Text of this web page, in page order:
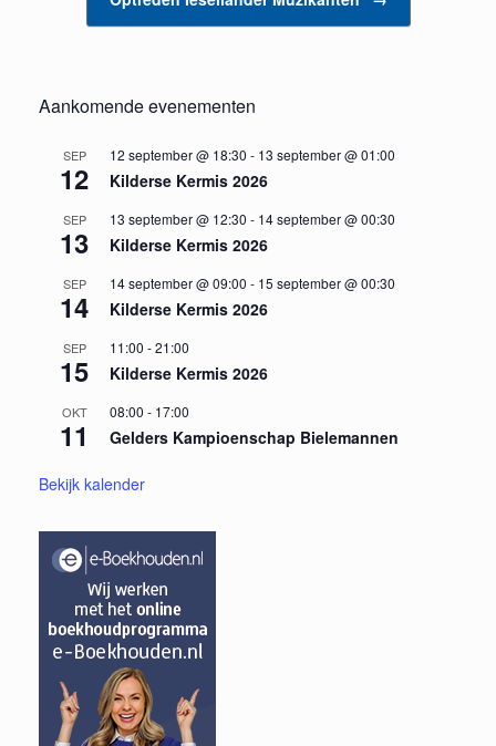
Aankomende evenementen
SEP
12
12 september @ 18:30 - 13 september @ 01:00
Kilderse Kermis 2026
SEP
13
13 september @ 12:30 - 14 september @ 00:30
Kilderse Kermis 2026
SEP
14
14 september @ 09:00 - 15 september @ 00:30
Kilderse Kermis 2026
SEP
15
11:00 -21:00
Kilderse Kermis 2026
OKT
11
08:00 - 17:00
Gelders Kampioenschap Bielemannen
Bekijk kalender